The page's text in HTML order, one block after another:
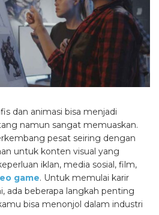
dan animasi bisa menjadi
namun sangat memuaskan.
pesat seiring dengan
untuk konten visual yang
iklan, media sosial, film,
game. Untuk memulai karir
ada beberapa langkah penting
bisa menonjol dalam industri